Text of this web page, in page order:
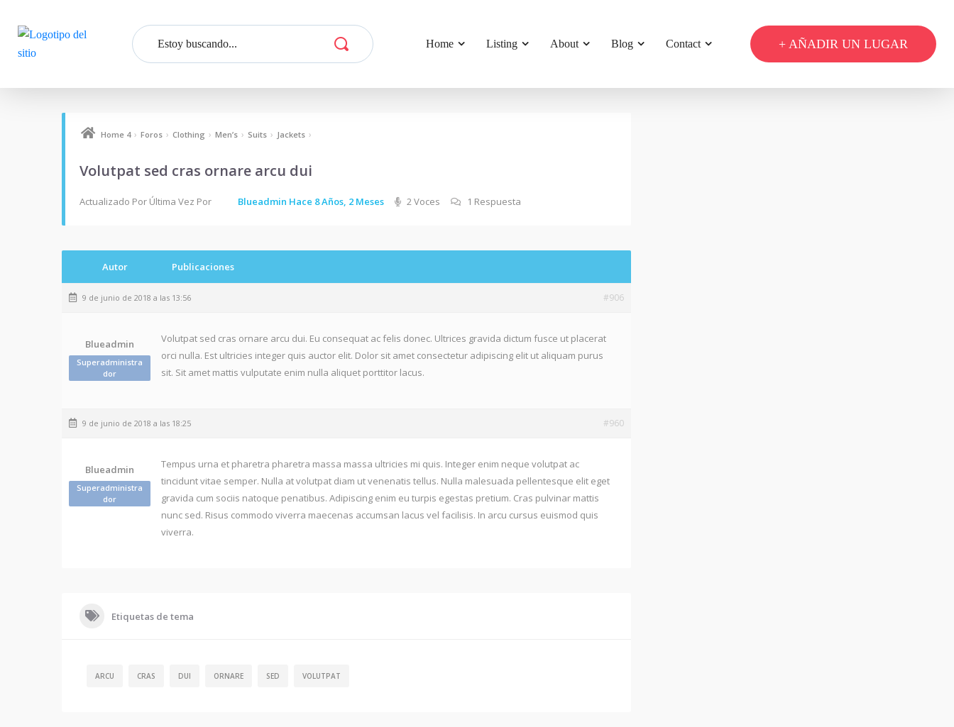
Home Listing About Blog Contact + AÑADIR UN LUGAR
Home 4 › Foros › Clothing › Men’s › Suits › Jackets ›
Volutpat sed cras ornare arcu dui
Actualizado Por Última Vez Por Blueadmin Hace 8 Años, 2 Meses 2 Voces 1 Respuesta
Autor Publicaciones
9 de junio de 2018 a las 13:56 #906
Blueadmin
Superadministra
dor
Volutpat sed cras ornare arcu dui. Eu consequat ac felis donec. Ultrices gravida dictum fusce ut placerat
orci nulla. Est ultricies integer quis auctor elit. Dolor sit amet consectetur adipiscing elit ut aliquam purus
sit. Sit amet mattis vulputate enim nulla aliquet porttitor lacus.
9 de junio de 2018 a las 18:25 #960
Blueadmin
Superadministra
dor
Tempus urna et pharetra pharetra massa massa ultricies mi quis. Integer enim neque volutpat ac
tincidunt vitae semper. Nulla at volutpat diam ut venenatis tellus. Nulla malesuada pellentesque elit eget
gravida cum sociis natoque penatibus. Adipiscing enim eu turpis egestas pretium. Cras pulvinar mattis
nunc sed. Risus commodo viverra maecenas accumsan lacus vel facilisis. In arcu cursus euismod quis
viverra.
Etiquetas de tema
ARCU CRAS DUI ORNARE SED VOLUTPAT